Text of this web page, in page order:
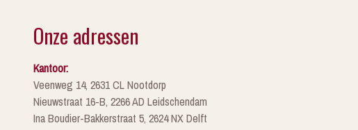
Onze adressen
Kantoor:
Veenweg 14, 2631 CL Nootdorp
Nieuwstraat 16-B, 2266 AD Leidschendam
Ina Boudier-Bakkerstraat 5, 2624 NX Delft